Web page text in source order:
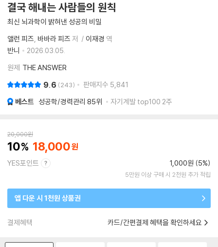
결국 해내는 사람들의 원칙
최신 뇌과학이 밝혀낸 성공의 비밀
앨런 피즈 바바라 피즈 저 이재경 역
반니
2026.03.05.
원제 THE ANSWER
9.6 243 판매지수 5,841
베스트 성공학/경력관리 85위 자기계발 top100 2주
20,000원
10 18,000
YES포인트 1,000원 (5%)
5만원 이상 구매 시 2천원 추가 적립
앱 다운 시 1천원 상품권
결제혜택 카드/간편결제 혜택을 확인하세요